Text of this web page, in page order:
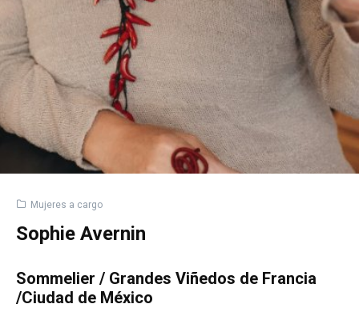
Mujeres a cargo
Sophie Avernin
Sommelier / Grandes Viñedos de Francia
/Ciudad de México